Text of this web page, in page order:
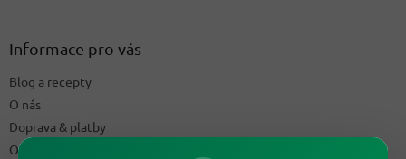
Informace pro vás
Blog a recepty
O nás
Doprava & platby
Obchodní podmínky